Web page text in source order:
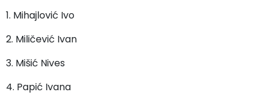
1. Mihajlović Ivo
2. Miličević Ivan
3. Mišić Nives
4. Papić Ivana